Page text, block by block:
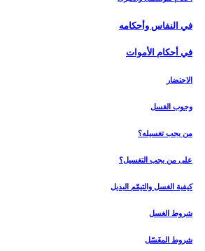
في النفاس وأحكامه‏
في أحكام الأموات‏
الاحتضار
وجوب الغسل
من يجب تغسيله؟
على من يجب التغسيل؟
كيفية الغسل والتيمّم البديل
شروط الغسل
شروط المغَسّل